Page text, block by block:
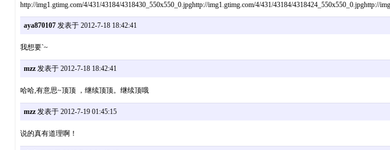
http://img1.gtimg.com/4/431/43184/4318430_550x550_0.jpghttp://img1.gtimg.com/4/431/43184/
aya870107发表于 2012-7-18 18:42:41
我想要`~
mzz发表于 2012-7-18 18:42:41
哈哈,有意思~顶顶 ，继续顶顶。继续顶哦
mzz发表于 2012-7-19 01:45:15
说的真有道理啊！